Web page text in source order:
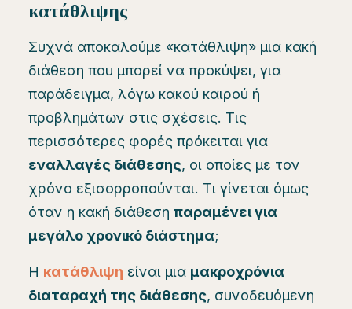
κατάθλιψης
Συχνά αποκαλούμε «κατάθλιψη» μια κακή
διάθεση που μπορεί να προκύψει, για
παράδειγμα, λόγω κακού καιρού ή
προβλημάτων στις σχέσεις. Τις
περισσότερες φορές πρόκειται για
εναλλαγές διάθεσης, οι οποίες με τον
χρόνο εξισορροπούνται. Τι γίνεται όμως
όταν η κακή διάθεση παραμένει για
μεγάλο χρονικό διάστημα;
Η κατάθλιψη είναι μια μακροχρόνια
διαταραχή της διάθεσης, συνοδευόμενη